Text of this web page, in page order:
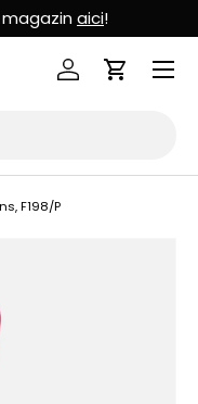
aici!
Logheaza-te
Cos de
F198/P